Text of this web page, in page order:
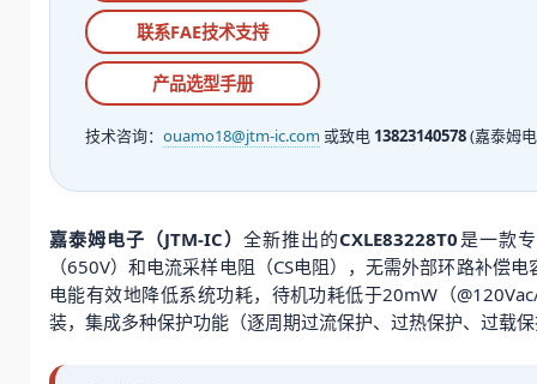
联系FAE技术支持
产品选型手册
技术咨询： ouamo18@jtm-ic.com或致电 13823140578(嘉泰姆
嘉泰姆电子（JTM-IC）全新推出的CXLE83228T0是一款
（650V）和电流采样电阻（CS电阻），无需外部环路补偿
电能有效地降低系统功耗，待机功耗低于20mW（
装，集成多种保护功能（逐周期过流保护、过热保护、过载